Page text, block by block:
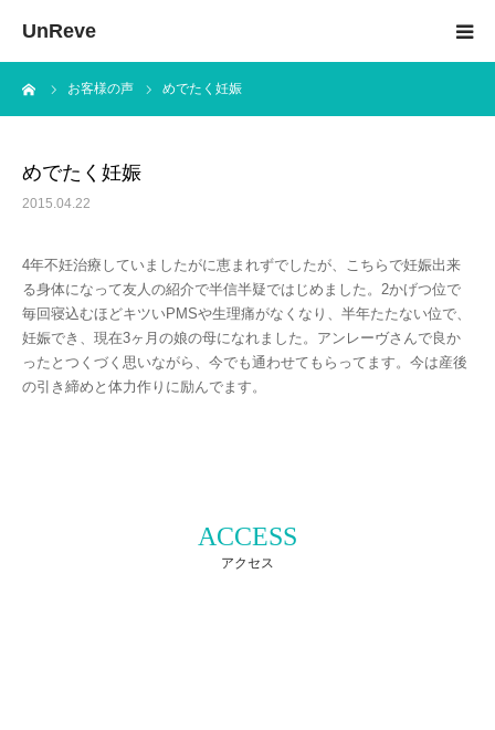
UnReve
お客様の声 めでたく妊娠
めでたく妊娠
2015.04.22
4年不妊治療していましたがに恵まれずでしたが、こちらで妊娠出来
る身体になって友人の紹介で半信半疑ではじめました。2かげつ位で
毎回寝込むほどキツいPMSや生理痛がなくなり、半年たたない位で、
妊娠でき、現在3ヶ月の娘の母になれました。アンレーヴさんで良か
ったとつくづく思いながら、今でも通わせてもらってます。今は産後
の引き締めと体力作りに励んでます。
ACCESS
アクセス
加圧トレーニングとは
体験トレーニングの流れ
お客様の声